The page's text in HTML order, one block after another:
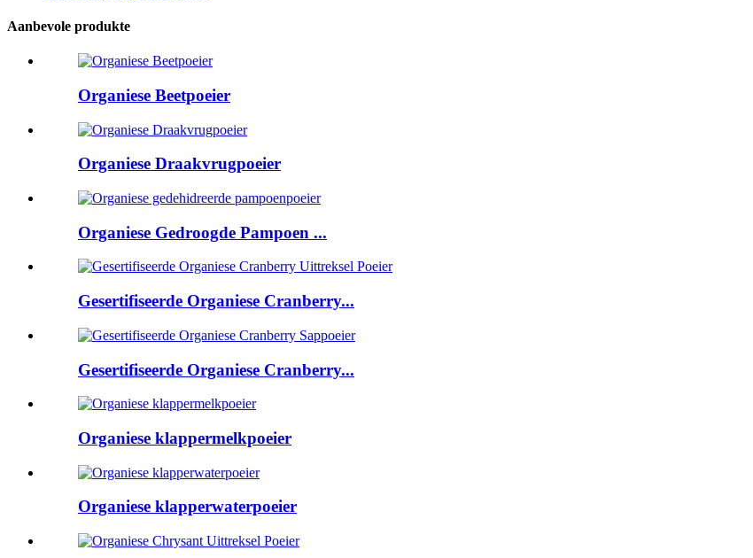
Aanbevole produkte
Organiese Beetpoeier
Organiese Draakvrugpoeier
Organiese Gedroogde Pampoen ...
Gesertifiseerde Organiese Cranberry...
Gesertifiseerde Organiese Cranberry...
Organiese klappermelkpoeier
Organiese klapperwaterpoeier